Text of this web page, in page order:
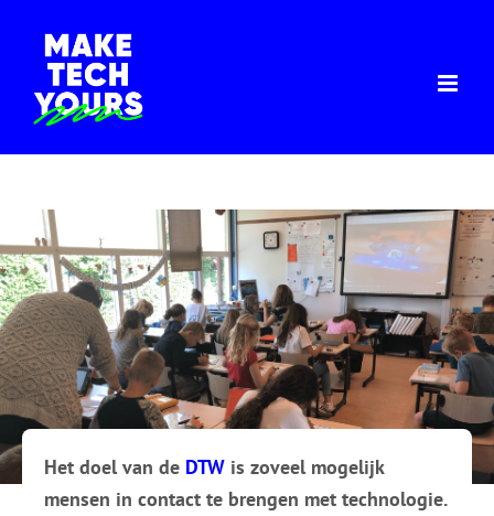
inhoud
Het doel van de DTW is zoveel mogelijk
mensen in contact te brengen met technologie.